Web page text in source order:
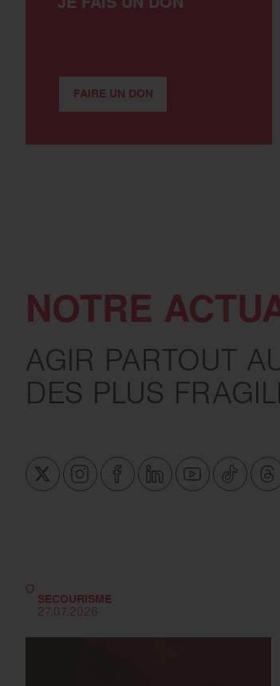
FAIRE UN DON
NOTRE
AGIR PARTOUT
DES PLUS
SECOURISME
27.07.2026